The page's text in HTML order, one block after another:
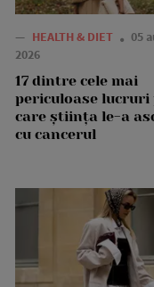
— HEALTH & DIET
05
2026
17 dintre cele mai
periculoase lucruri
care știința le-a
cu cancerul